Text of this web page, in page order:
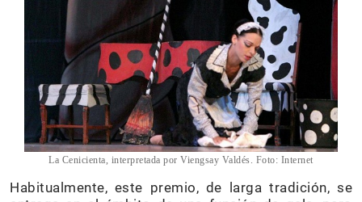
La Cenicienta, interpretada por Viengsay Valdés. Foto: Internet
Habitualmente, este premio, de larga tradición, se